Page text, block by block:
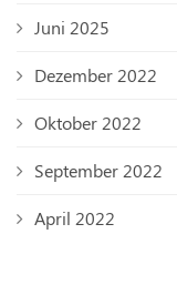
Juni 2025
Dezember 2022
Oktober 2022
September 2022
April 2022